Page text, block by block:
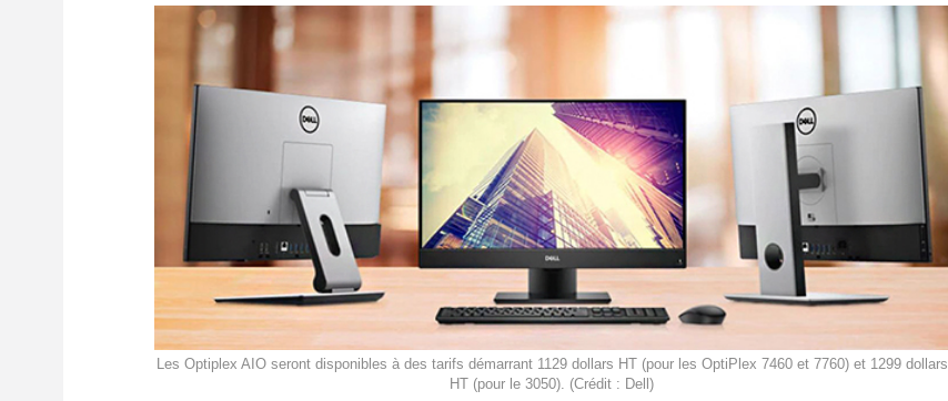
Les Optiplex AIO seront disponibles à des tarifs démarrant 1129 dollars HT (pour les OptiPlex 7460 et 7760) et 1299 dollars
HT (pour le 3050). (Crédit : Dell)